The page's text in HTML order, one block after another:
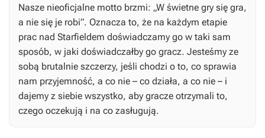
Nasze nieoficjalne motto brzmi: „W świetne gry się gra,
a nie się je robi”. Oznacza to, że na każdym etapie
prac nad Starfieldem doświadczamy go w taki sam
sposób, w jaki doświadczałby go gracz. Jesteśmy ze
sobą brutalnie szczerzy, jeśli chodzi o to, co sprawia
nam przyjemność, a co nie – co działa, a co nie – i
dajemy z siebie wszystko, aby gracze otrzymali to,
czego oczekują i na co zasługują.